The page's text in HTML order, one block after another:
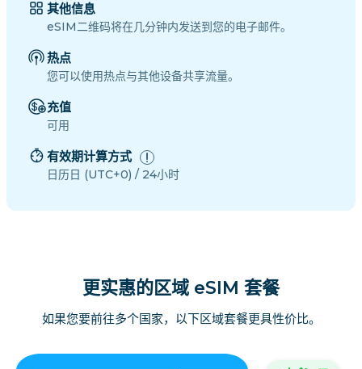
其他信息
eSIM二维码将在几分钟内发送到您的电子邮件。
热点
您可以使用热点与其他设备共享流量。
充值
可用
有效期计算方式
日历日 (UTC+0) / 24小时
更实惠的区域 eSIM 套餐
如果您要前往多个国家，以下区域套餐更具性价比。